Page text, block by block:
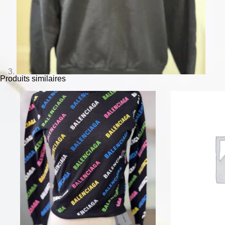
Produits similaires